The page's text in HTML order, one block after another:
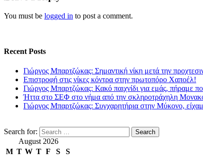
You must be logged in to post a comment.
Recent Posts
Γιώργος Μπαρτζώκας: Σημαντική νίκη μετά την
Επιστροφή στις νίκες κόντρα στην πρωτοπόρο Χαποέλ!
Γιώργος Μπαρτζώκας: Κακό παιχνίδι για εμάς, πήραμε
Ήττα στο ΣΕΦ στο νήμα από την σκληροτράχηλη
Γιώργος Μπαρτζώκας: Συγχαρητήρια στην Μύκονο,
Search for:
August 2026
M T W T F S
S